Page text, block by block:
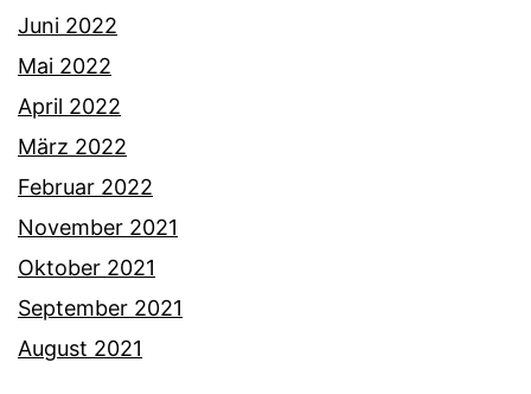
Juni 2022
Mai 2022
April 2022
März 2022
Februar 2022
November 2021
Oktober 2021
September 2021
August 2021